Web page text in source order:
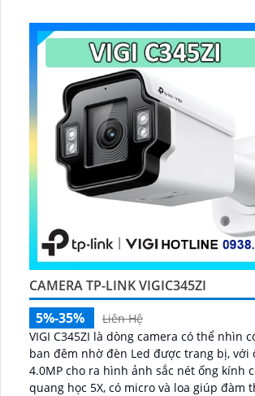
CAMERA TP-LINK VIGIC345ZI
5%-35%
Liên Hệ
VIGI C345ZI là dòng camera có thể nhìn
ban đêm nhờ đèn Led được trang bị, với
4.0MP cho ra hình ảnh sắc nét ống kính
quang học 5X, có micro và loa giúp đàm